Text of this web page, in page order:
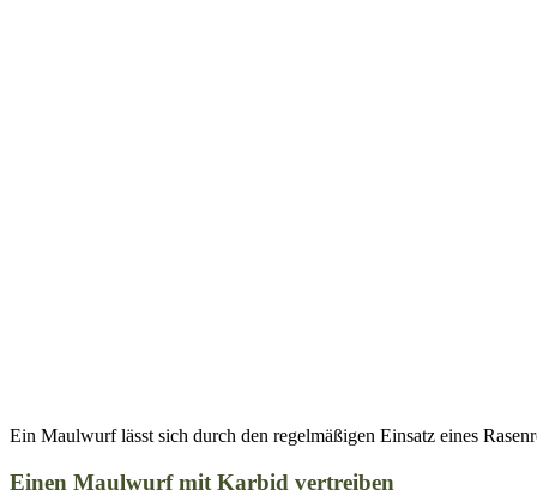
Ein Maulwurf lässt sich durch den regelmäßigen Einsatz eines
Einen Maulwurf mit Karbid vertreiben